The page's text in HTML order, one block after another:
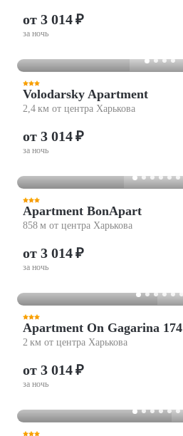
от 3 014 ₽
за ночь
Volodarsky Apartment
2,4 км от центра Харькова
от 3 014 ₽
за ночь
Apartment BonApart
858 м от центра Харькова
от 3 014 ₽
за ночь
Apartment On Gagarina 174
2 км от центра Харькова
от 3 014 ₽
за ночь